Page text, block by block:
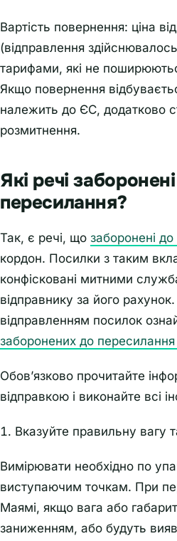
Вартість повернення: ціна
(відправлення
тарифами, які не
Якщо повернення
належить до ЄС, додатково
розмитнення.
Які речі
пересилання?
Так, є речі, що заборонені
кордон. Посилки з таким
конфісковані митними
відправнику за його
відправленням посилок
заборонених до
Обов’язково прочитайте
відправкою і виконайте всі
Вказуйте правильну вагу
Вимірювати необхідно по
виступаючим точкам. При
Маямі, якщо вага або
заниженням, або будуть